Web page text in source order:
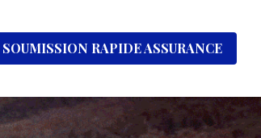
SOUMISSION RAPIDE ASSURANCE